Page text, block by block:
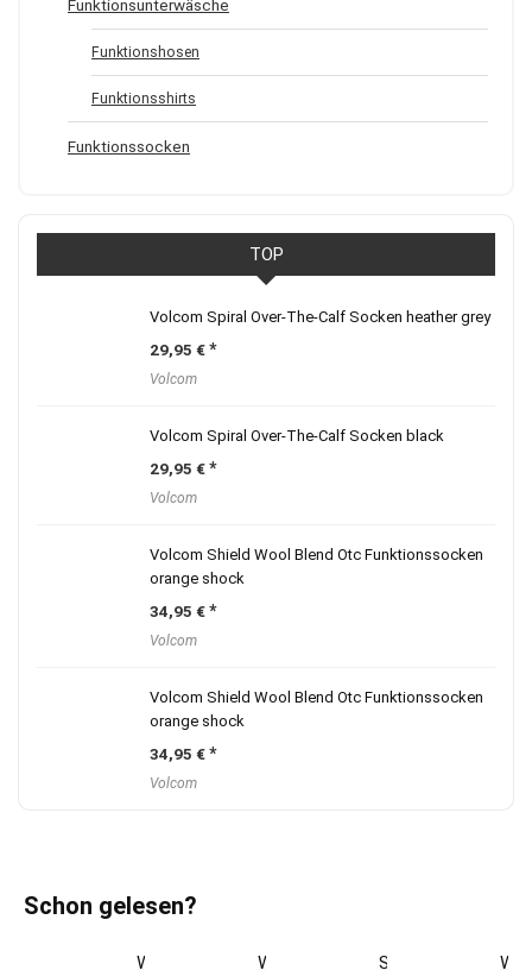
Funktionsunterwäsche
Funktionshosen
Funktionsshirts
Funktionssocken
TOP
Volcom Spiral Over-The-Calf Socken heather grey
29,95 €
Volcom
Volcom Spiral Over-The-Calf Socken black
29,95 €
Volcom
Volcom Shield Wool Blend Otc Funktionssocken
orange shock
34,95 €
Volcom
Volcom Shield Wool Blend Otc Funktionssocken
orange shock
34,95 €
Volcom
Schon gelesen?
Welche
Wann
Skifit